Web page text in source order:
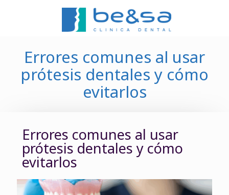
Errores comunes al usar
prótesis dentales y cómo
evitarlos
Errores comunes al usar
prótesis dentales y cómo
evitarlos